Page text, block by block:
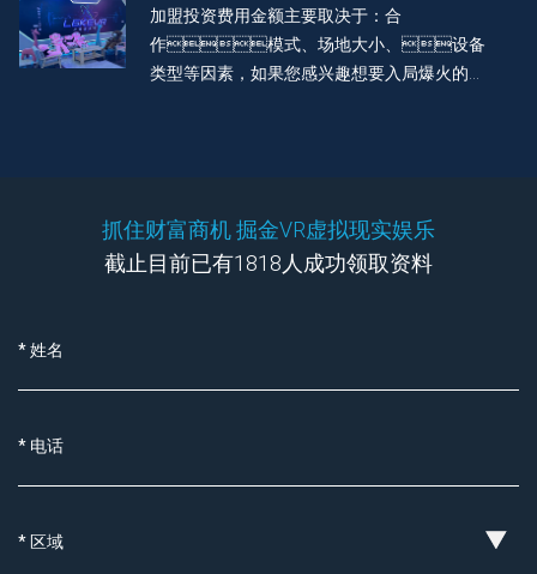
vr 体验店
加盟投资费用金额主要取决于：合
作模式、场地大小、设备
类型等因素，如果您感兴趣想要入局爆火的科
抓住财富商机 掘金VR虚拟现实娱乐
截止目前已有1818人成功领取资料